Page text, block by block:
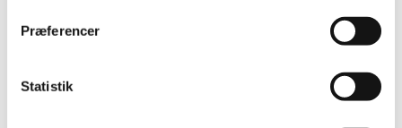
Præferencer
Statistik
varme.